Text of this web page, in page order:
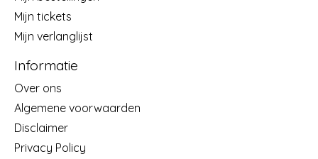
Mijn tickets
Mijn verlanglijst
Informatie
Over ons
Algemene voorwaarden
Disclaimer
Privacy Policy